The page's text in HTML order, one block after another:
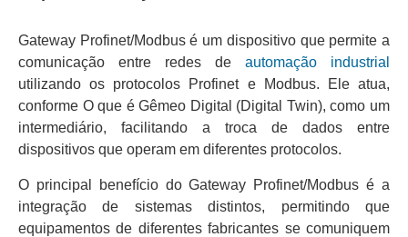
Gateway Profinet/Modbus é um dispositivo que permite a
comunicação entre redes de automação industrial
utilizando os protocolos Profinet e Modbus. Ele atua,
conforme O que é Gêmeo Digital (Digital Twin), como um
intermediário, facilitando a troca de dados entre
dispositivos que operam em diferentes protocolos.
O principal benefício do Gateway Profinet/Modbus é a
integração de sistemas distintos, permitindo que
equipamentos de diferentes fabricantes se comuniquem